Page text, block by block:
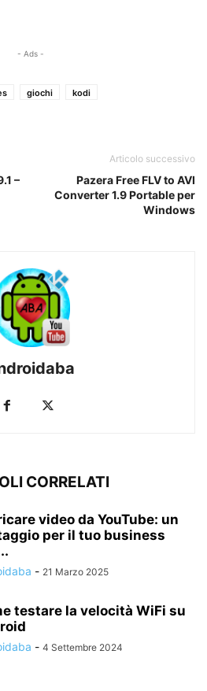
- Ads -
giochi
kodi
–
Articolo successivo
Pazera Free FLV to AVI
Converter 1.9 Portable per
Windows
CORRELATI
video da YouTube: un
per il tuo business
- 21 Marzo 2025
testare la velocità WiFi su
- 4 Settembre 2024